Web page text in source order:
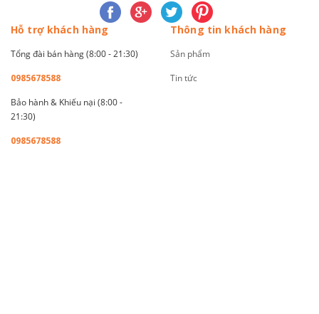
Hỗ trợ khách hàng
Tổng đài bán hàng (8:00 - 21:30)
0985678588
Bảo hành & Khiếu nại (8:00 -
21:30)
0985678588
Thông tin khách hàng
Sản phẩm
Tin tức